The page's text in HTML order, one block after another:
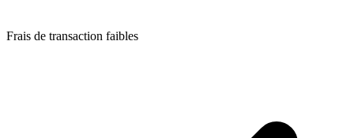
Frais de transaction faibles